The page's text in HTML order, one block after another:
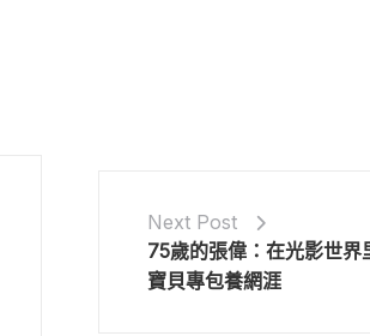
Next Post
75歲的張偉：在光影世界
寶貝專包養網涯